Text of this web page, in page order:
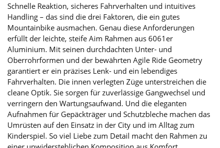
Schnelle Reaktion, sicheres Fahrverhalten und intuitives
Handling – das sind die drei Faktoren, die ein gutes
Mountainbike ausmachen. Genau diese Anforderungen
erfüllt der leichte, steife Aim Rahmen aus 6061er
Aluminium. Mit seinen durchdachten Unter- und
Oberrohrformen und der bewährten Agile Ride Geometry
garantiert er ein präzises Lenk- und ein lebendiges
Fahrverhalten. Die innen verlegten Züge unterstreichen die
cleane Optik. Sie sorgen für zuverlässige Gangwechsel und
verringern den Wartungsaufwand. Und die eleganten
Aufnahmen für Gepäckträger und Schutzbleche machen das
Umrüsten auf den Einsatz in der City und im Alltag zum
Kinderspiel. So viel Liebe zum Detail macht den Rahmen zu